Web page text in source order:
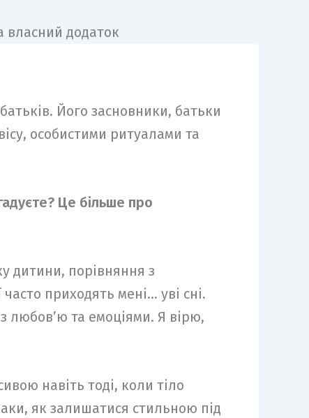
Його засновники, батьки
особистими ритуалами та
Це більше про
дитини, порівняння з
приходять мені… уві сні.
любов’ю та емоціями. Я вірю,
навіть тоді, коли тіло
як залишатися стильною під